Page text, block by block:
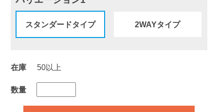
スタンダードタイプ 2WAYタイプ
在庫 50以上
数量